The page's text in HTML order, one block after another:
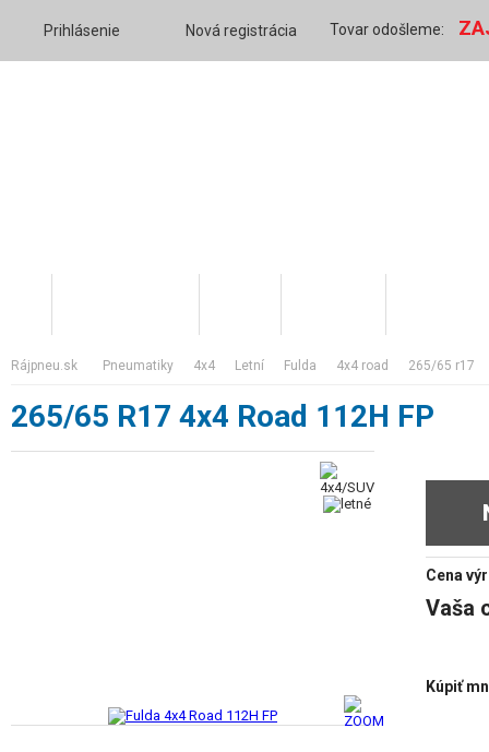
Prihlásenie Nová registrácia Tovar odošleme:
rájpneu.sk pneumatiky 4x4 letní fulda 4x4 road 265/65 r17
265/65 R17 4x4 Road 112H FP
Cena
Vaša
Kúpiť